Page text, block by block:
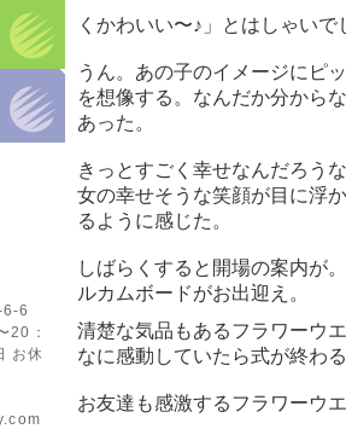
6-6
20：
お休
くかわいい〜♪」とはしゃいで
うん。あの子のイメージにピ
を想像する。なんだか分から
あった。
きっとすごく幸せなんだろう
女の幸せそうな笑顔が目に浮
るように感じた。
しばらくすると開場の案内が
ルカムボードがお出迎え。
清楚な気品もあるフラワーウ
なに感動していたら式が終わ
お友達も感激するフラワーウ